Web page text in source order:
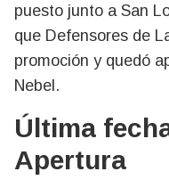
puesto junto a San
que Defensores de
promoción y quedó
Nebel.
Última
Apertura